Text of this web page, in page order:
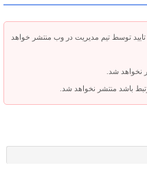
توسط تیم مدیریت در وب منتشر خواهد
نخواهد شد.
باشد منتشر نخواهد شد.